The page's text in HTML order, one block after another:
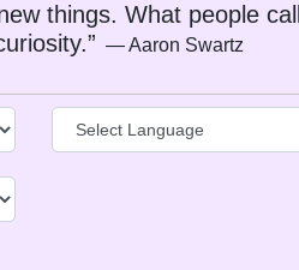
things. What people call
― Aaron Swartz